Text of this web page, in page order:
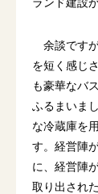
余談です
を短く感じ
も豪華なバ
ふるまいま
な冷蔵庫を
す。経営陣
に、経営陣
取り出され